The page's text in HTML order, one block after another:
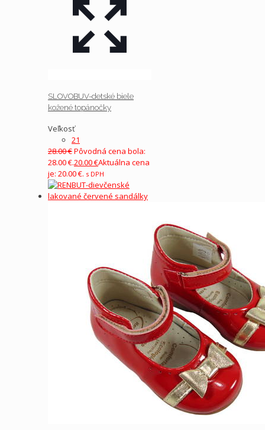
SLOVOBUV-detské biele
kožené topánočky
Veľkosť
21
28.00€Pôvodná cena bola:
28.00 €.20.00€Aktuálna cena
je: 20.00 €. s DPH